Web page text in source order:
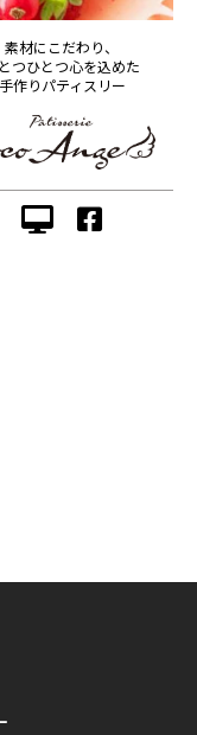
素材にこだわり、
つひとつ心を込めた
手作りパティスリー